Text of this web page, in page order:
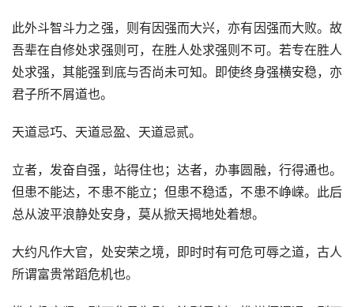
此外斗智斗力之强，则有因强而大兴，亦有因强而大败。故
吾辈在自修处求强则可，在胜人处求强则不可。若专在胜人
处求强，其能强到底与否尚未可知。即使终身强横安稳，亦
君子所不屑道也。
天道忌巧、天道忌盈、天道忌贰。
立者，发奋自强，站得住也；达者，办事圆融，行得通也。
但患不能达，不患不能立；但患不稳适，不患不峥嵘。此后
总从波平浪静处安身，莫从掀天揭地处着想。
大约凡作大官，处安荣之境，即时时有可危可辱之道，古人
所谓富贵常蹈危机也。